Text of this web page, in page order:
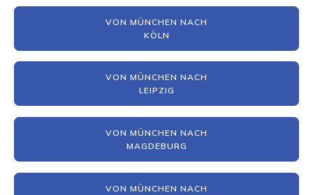
VON MÜNCHEN NACH
KÖLN
VON MÜNCHEN NACH
LEIPZIG
VON MÜNCHEN NACH
MAGDEBURG
VON MÜNCHEN NACH